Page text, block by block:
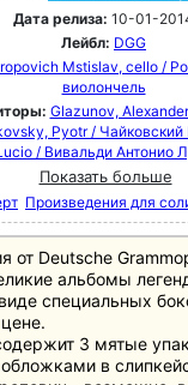
Дата релиза: 10-01-
Лейбл: DGG
Mstislav, cello /
виолончель
Glazunov,
Pyotr / Чайковский
/ Вивальди Антонио
Показать больше
Произведения для
от Deutsche
альбомы
специальных
3 мятые
в